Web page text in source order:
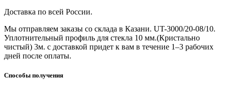
Доставка по всей России.
Мы отправляем заказы со склада в Казани. UT-3000/20-08/10.
Уплотнительный профиль для стекла 10 мм.(Кристально
чистый) 3м. с доставкой придет к вам в течение 1–3 рабочих
дней после оплаты.
Способы получения